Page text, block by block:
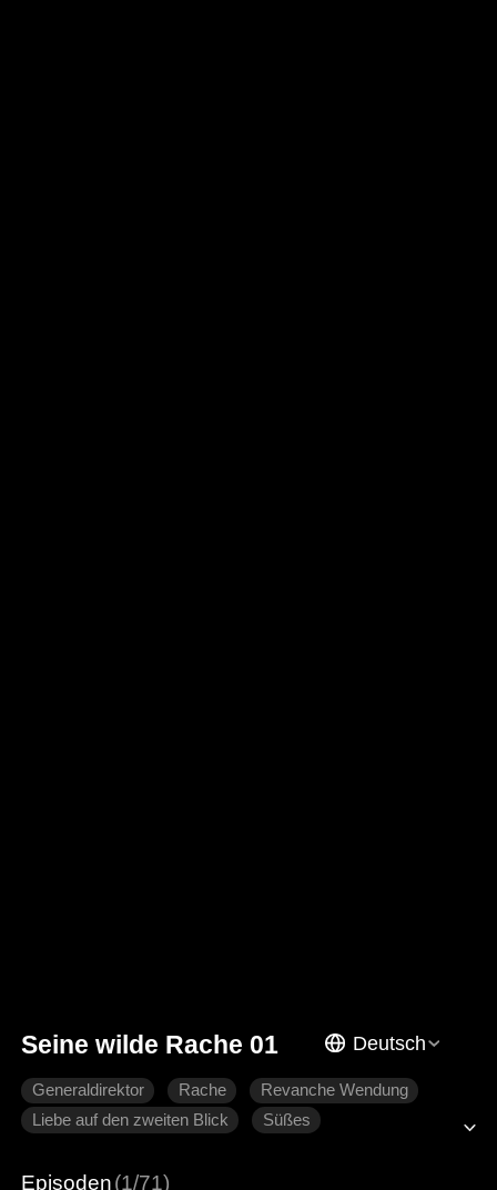
Seine wilde Rache 01 Deutsch
Generaldirektor Rache
Revanche Wendung
Liebe auf den zweiten Blick
Süßes
Episoden(1/71)